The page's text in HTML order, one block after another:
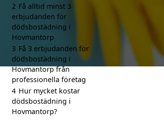
2 Få alltid minst 3
erbjudanden för
dödsbostädning i
Hovmantorp
3 Få 3 erbjudanden för
dödsbostädning i
Hovmantorp från
professionella företag
4 Hur mycket kostar
dödsbostädning i
Hovmantorp?